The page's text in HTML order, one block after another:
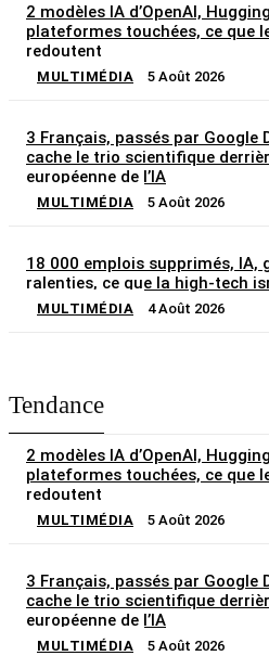
2 modèles IA d’OpenAI,
plateformes touchées, ce que
redoutent
MULTIMÉDIA 5 Août 2026
3 Français, passés par Google
cache le trio scientifique
européenne de l’IA
MULTIMÉDIA 5 Août 2026
18 000 emplois supprimés, IA,
ralenties, ce que la high-tech
MULTIMÉDIA 4 Août 2026
Tendance
2 modèles IA d’OpenAI,
plateformes touchées, ce que
redoutent
MULTIMÉDIA 5 Août 2026
3 Français, passés par Google
cache le trio scientifique
européenne de l’IA
MULTIMÉDIA 5 Août 2026